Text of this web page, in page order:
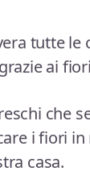
tutte
ai
che
i fiori
casa.